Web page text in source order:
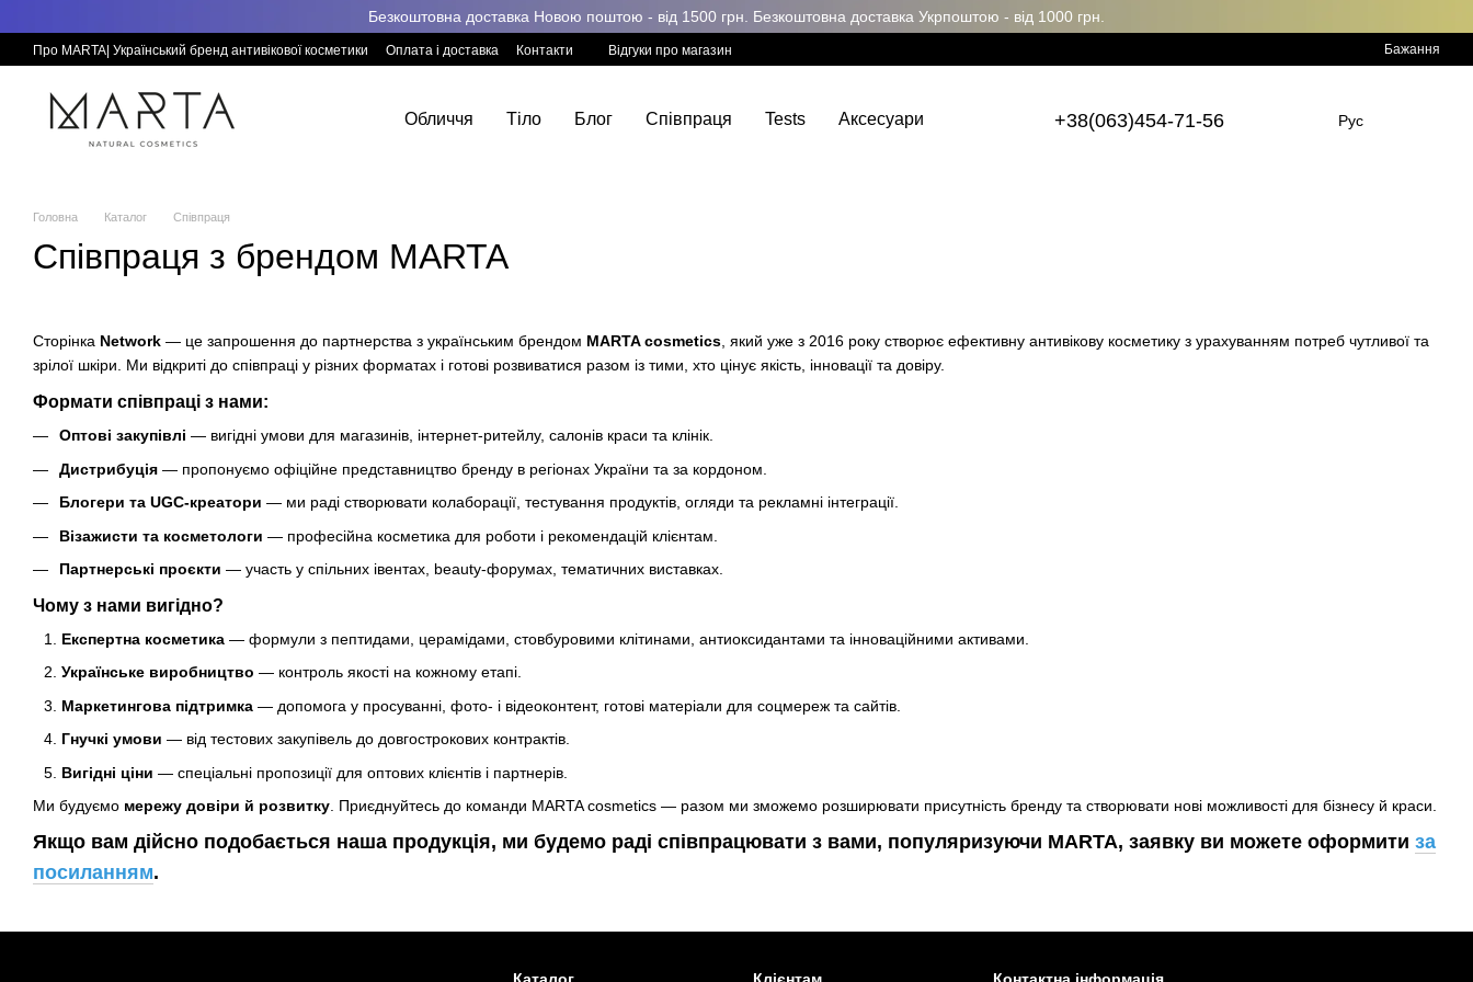
Безкоштовна доставка Новою поштою - від 1500 грн. Безкоштовна доставка Укрпоштою - від 1000 грн.
Про MARTA| Український бренд антивікової косметики Оплата і доставка Контакти Відгуки про магазин Бажання
Обличчя Тіло Блог Співпраця Tests Аксесуари +38(063)454-71-56 Рус
Головна Каталог Співпраця
Співпраця з брендом MARTA
Сторінка Network — це запрошення до партнерства з українським брендом MARTA cosmetics, який уже з 2016 року створює ефективну антивікову косметику з урахуванням потреб чутливої та
зрілої шкіри. Ми відкриті до співпраці у різних форматах і готові розвиватися разом із тими, хто цінує якість, інновації та довіру.
Формати співпраці з нами:
Оптові закупівлі — вигідні умови для магазинів, інтернет-ритейлу, салонів краси та клінік.
Дистрибуція — пропонуємо офіційне представництво бренду в регіонах України та за кордоном.
Блогери та UGC-креатори — ми раді створювати колаборації, тестування продуктів, огляди та рекламні інтеграції.
Візажисти та косметологи — професійна косметика для роботи і рекомендацій клієнтам.
Партнерські проєкти — участь у спільних івентах, beauty-форумах, тематичних виставках.
Чому з нами вигідно?
Експертна косметика — формули з пептидами, церамідами, стовбуровими клітинами, антиоксидантами та інноваційними активами.
Українське виробництво — контроль якості на кожному етапі.
Маркетингова підтримка — допомога у просуванні, фото- і відеоконтент, готові матеріали для соцмереж та сайтів.
Гнучкі умови — від тестових закупівель до довгострокових контрактів.
Вигідні ціни — спеціальні пропозиції для оптових клієнтів і партнерів.
Ми будуємо мережу довіри й розвитку . Приєднуйтесь до команди MARTA cosmetics — разом ми зможемо розширювати присутність бренду та створювати нові можливості для бізнесу й краси.
Якщо вам дійсно подобається наша продукція, ми будемо раді співпрацювати з вами, популяризуючи MARTA, заявку ви можете оформити за
посиланням.